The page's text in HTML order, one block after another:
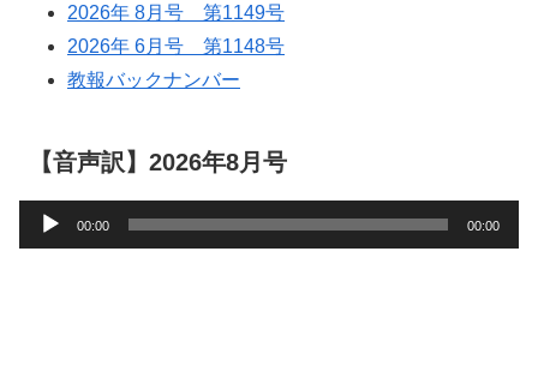
2026年 8月号 第1149号
2026年 6月号 第1148号
教報バックナンバー
【音声訳】2026年8月号
声
00:00 00:00